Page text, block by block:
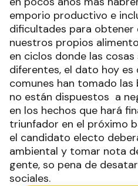
emporio productivo e
dificultades para obtener
nuestros propios
en ciclos donde las
diferentes, el dato hoy es
comunes han tomado
no están dispuestos a
en los hechos que hará
triunfador en el próximo
el candidato electo
ambiental y tomar nota
gente, so pena de
sociales.